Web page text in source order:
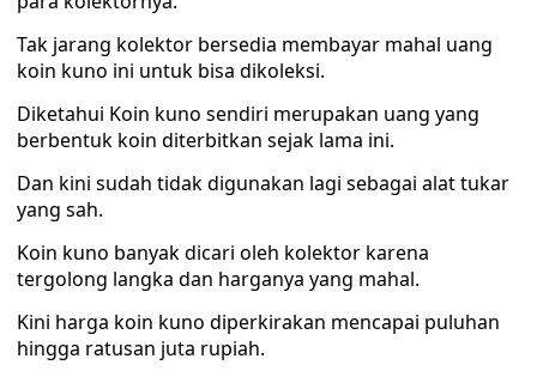
Tak jarang kolektor bersedia membayar mahal uang
koin kuno ini untuk bisa dikoleksi.
Diketahui Koin kuno sendiri merupakan uang yang
berbentuk koin diterbitkan sejak lama ini.
Dan kini sudah tidak digunakan lagi sebagai alat tukar
yang sah.
Koin kuno banyak dicari oleh kolektor karena
tergolong langka dan harganya yang mahal.
Kini harga koin kuno diperkirakan mencapai puluhan
hingga ratusan juta rupiah.